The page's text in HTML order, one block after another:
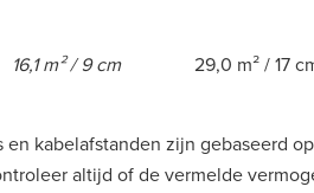
16,1 m² / 9 cm 29,0 m² / 17
en kabelafstanden zijn gebaseerd
altijd of de vermelde